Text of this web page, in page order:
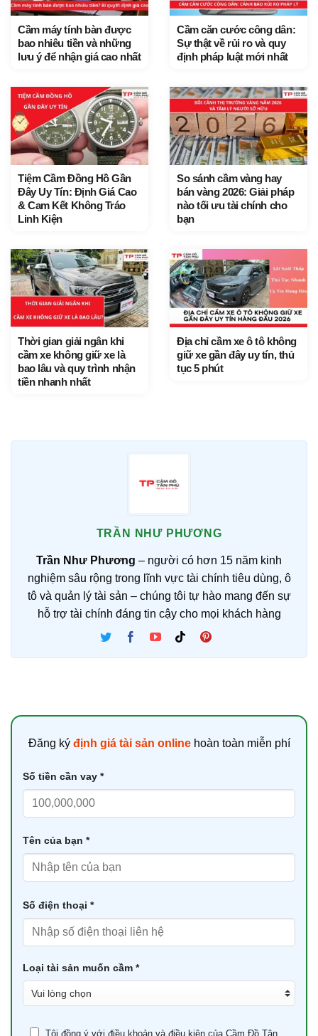
Cầm máy tính bàn được
bao nhiêu tiền và những
lưu ý để nhận giá cao nhất
Cầm căn cước công dân:
Sự thật về rủi ro và quy
định pháp luật mới nhất
Tiệm Cầm Đồng Hồ Gần
Đây Uy Tín: Định Giá Cao
& Cam Kết Không Tráo
Linh Kiện
So sánh cầm vàng hay
bán vàng 2026: Giải pháp
nào tối ưu tài chính cho
bạn
Thời gian giải ngân khi
cầm xe không giữ xe là
bao lâu và quy trình nhận
tiền nhanh nhất
Địa chỉ cầm xe ô tô không
giữ xe gần đây uy tín, thủ
tục 5 phút
TRẦN NHƯ PHƯƠNG
Trần Như Phương – người có hơn 15 năm kinh
nghiệm sâu rộng trong lĩnh vực tài chính tiêu dùng, ô
tô và quản lý tài sản – chúng tôi tự hào mang đến sự
hỗ trợ tài chính đáng tin cậy cho mọi khách hàng
Đăng ký định giá tài sản onlinehoàn toàn miễn phí
Số tiền cần vay *
Tên của bạn *
Số điện thoại *
Loại tài sản muốn cầm *
Tôi đồng ý với điều khoản và điều kiện của Cầm Đồ Tân